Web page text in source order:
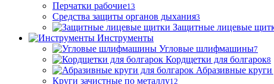
Перчатки рабочие13
Средства защиты органов дыхания3
Защитные лицевые
Инструменты
Угловые шлифмашины7
Кордщетки для болгарок8
Абразивные круги
Круги зачистные по металлу12